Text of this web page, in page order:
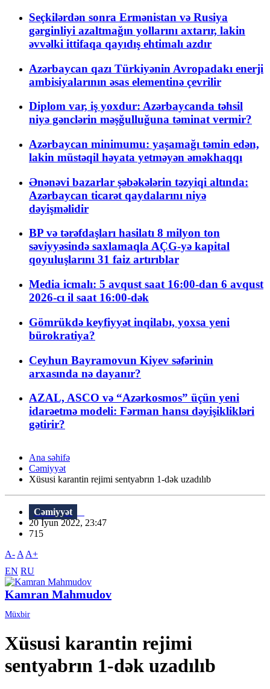
Seçkilərdən sonra Ermənistan və Rusiya
gərginliyi azaltmağın yollarını axtarır, lakin
əvvəlki ittifaqa qayıdış ehtimalı azdır
Azərbaycan qazı Türkiyənin Avropadakı enerji
ambisiyalarının əsas elementinə çevrilir
Diplom var, iş yoxdur: Azərbaycanda təhsil
niyə gənclərin məşğulluğuna təminat vermir?
Azərbaycan minimumu: yaşamağı təmin edən,
lakin müstəqil həyata yetməyən əməkhaqqı
Ənənəvi bazarlar şəbəkələrin təzyiqi altında:
Azərbaycan ticarət qaydalarını niyə
dəyişməlidir
BP və tərəfdaşları hasilatı 8 milyon ton
səviyyəsində saxlamaqla AÇG-yə kapital
qoyuluşlarını 31 faiz artırıblar
Media icmalı: 5 avqust saat 16:00-dan 6 avqust
2026-cı il saat 16:00-dək
Gömrükdə keyfiyyət inqilabı, yoxsa yeni
bürokratiya?
Ceyhun Bayramovun Kiyev səfərinin
arxasında nə dayanır?
AZAL, ASCO və “Azərkosmos” üçün yeni
idarəetmə modeli: Fərman hansı dəyişiklikləri
gətirir?
Ana səhifə
Cəmiyyət
Xüsusi karantin rejimi sentyabrın 1-dək uzadılıb
Cəmiyyət
20 İyun 2022, 23:47
715
A- A A+
EN RU
Kamran Mahmudov
Müxbir
Xüsusi karantin rejimi
sentyabrın 1-dək uzadılıb